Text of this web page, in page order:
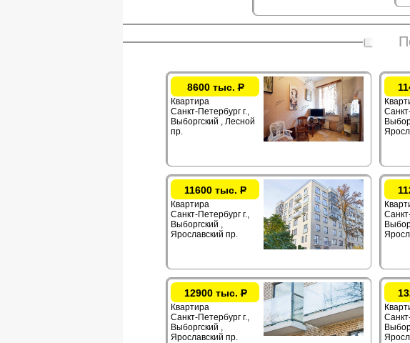
8600 тыс.Р
Квартира
Санкт-Петербург г.,
Выборгский , Лесной
пр.
11600 тыс. Р
Квартира
Санкт-Петербург г.,
Выборгский ,
Ярославский пр.
12900 тыс.Р
Квартира
Санкт-Петербург г.,
Выборгский ,
Ярославский пр.